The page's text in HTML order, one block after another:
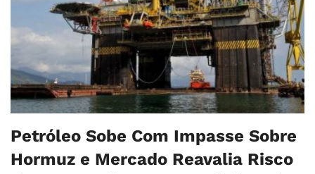
Petróleo Sobe Com Impasse Sobre
Hormuz e Mercado Reavalia Risco